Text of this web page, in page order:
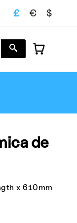
£ € $
de
x 610mm